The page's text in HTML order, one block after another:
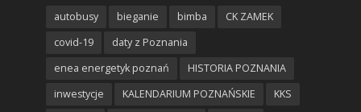
autobusy bieganie bimba
CK ZAMEK
covid-19
daty z Poznania
enea energetyk poznań
HISTORIA POZNANIA
inwestycje
KALENDARIUM POZNAŃSKIE
KKS